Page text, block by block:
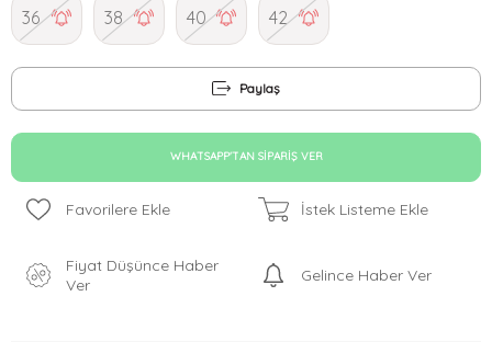
36 38 40 42
Paylaş
WHATSAPP'TAN SIPARIŞ VER
Favorilere Ekle İstek Listeme Ekle
Fiyat Düşünce Haber
Ver
Gelince Haber Ver